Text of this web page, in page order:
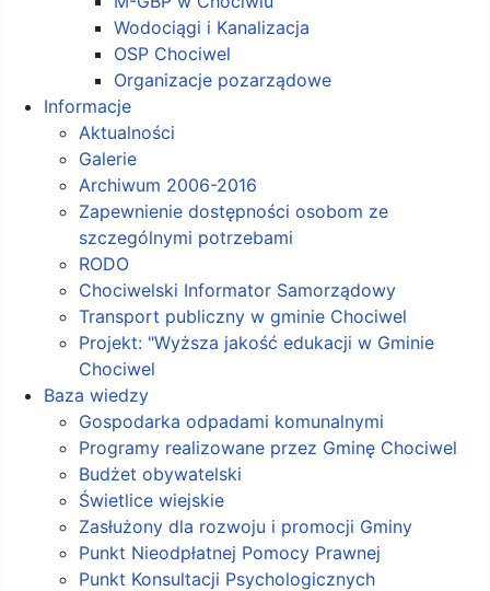
Wodociągi i Kanalizacja
OSP Chociwel
Organizacje pozarządowe
Informacje
Aktualności
Galerie
Archiwum 2006-2016
Zapewnienie dostępności osobom ze
szczególnymi potrzebami
RODO
Chociwelski Informator Samorządowy
Transport publiczny w gminie Chociwel
Projekt: "Wyższa jakość edukacji w Gminie
Chociwel
Baza wiedzy
Gospodarka odpadami komunalnymi
Programy realizowane przez Gminę Chociwel
Budżet obywatelski
Świetlice wiejskie
Zasłużony dla rozwoju i promocji Gminy
Punkt Nieodpłatnej Pomocy Prawnej
Punkt Konsultacji Psychologicznych